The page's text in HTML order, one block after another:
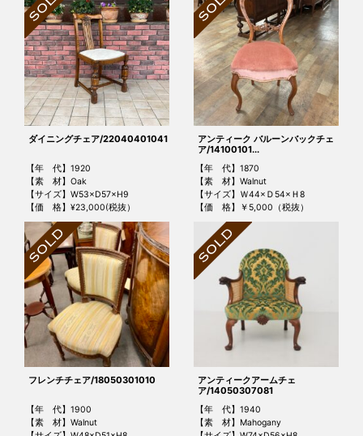
ダイニングチェア/22040401041
【年 代】1920
【素 材】Oak
【サイズ】W53×D57×H9
【価 格】¥23,000(税抜）
アンティーク バルーンバックチェ
ア/14100101...
【年 代】1870
【素 材】Walnut
【サイズ】Ｗ44×Ｄ54×Ｈ8
【価 格】￥5,000（税抜）
フレンチチェア/18050301010
【年 代】1900
【素 材】Walnut
アンティークアームチェ
ア/14050307081
【年 代】1940
【素 材】Mahogany